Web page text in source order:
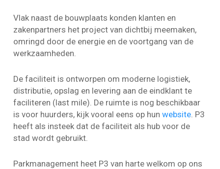
Vlak naast de bouwplaats konden klanten en
zakenpartners het project van dichtbij meemaken,
omringd door de energie en de voortgang van de
werkzaamheden.
De faciliteit is ontworpen om moderne logistiek,
distributie, opslag en levering aan de eindklant te
faciliteren (last mile). De ruimte is nog beschikbaar
is voor huurders, kijk vooral eens op hun website. P3
heeft als insteek dat de faciliteit als hub voor de
stad wordt gebruikt.
Parkmanagement heet P3 van harte welkom op ons